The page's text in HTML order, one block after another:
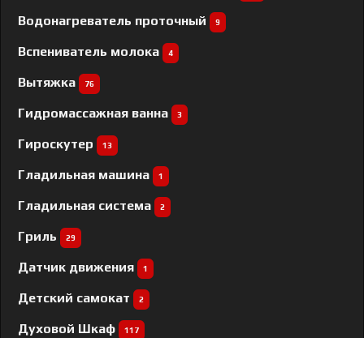
Водонагреватель проточный 9
Вспениватель молока 4
Вытяжка 76
Гидромассажная ванна 3
Гироскутер 13
Гладильная машина 1
Гладильная система 2
Гриль 29
Датчик движения 1
Детский самокат 2
Духовой Шкаф 117